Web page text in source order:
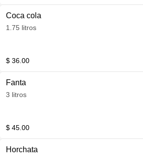
Coca cola
1.75 litros
$ 36.00
Fanta
3 litros
$ 45.00
Horchata